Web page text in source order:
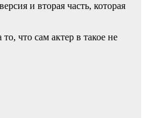
и вторая часть, которая
что сам актер в такое не